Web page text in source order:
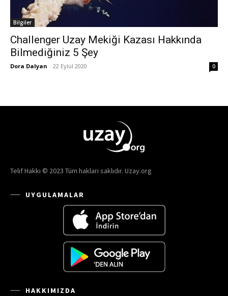
Bilgiler
Challenger Uzay Mekiği Kazası Hakkında
Bilmediğiniz 5 Şey
Dora Dalyan - 22 Eylül 2020 0
Telif Hakkı © 2023 Tüm hakları saklıdır. Uzay.org
UYGULAMALAR
HAKKIMIZDA